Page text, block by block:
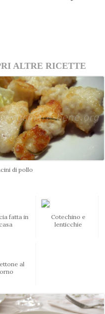
ALTRE RICETTE
di pollo
fatta in
Cotechino e
lenticchie
al